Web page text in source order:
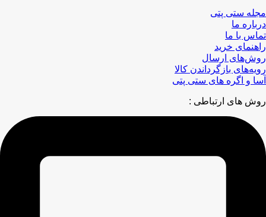
مجله ستی پتی
درباره ما
تماس با ما
راهنمای خرید
روش‌های ارسال
رویه‌های بازگرداندن کالا
آسا و اگره های ستی پتی
روش های ارتباطی :